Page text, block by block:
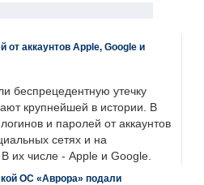
от аккаунтов Apple, Google и
беспрецедентную утечку
крупнейшей в истории. В
и паролей от аккаунтов
сетях и на
их числе - Apple и Google.
ОС «Аврора» подали